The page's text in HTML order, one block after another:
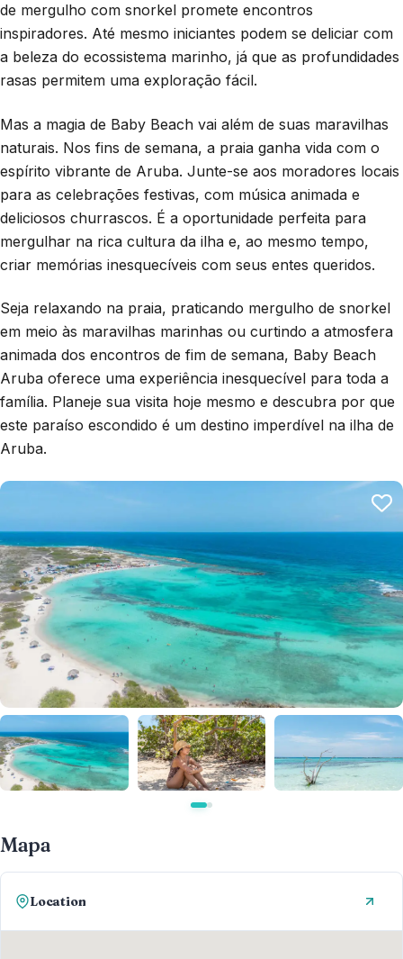
de mergulho com snorkel promete encontros
inspiradores. Até mesmo iniciantes podem se deliciar com
a beleza do ecossistema marinho, já que as profundidades
rasas permitem uma exploração fácil.
Mas a magia de Baby Beach vai além de suas maravilhas
naturais. Nos fins de semana, a praia ganha vida com o
espírito vibrante de Aruba. Junte-se aos moradores locais
para as celebrações festivas, com música animada e
deliciosos churrascos. É a oportunidade perfeita para
mergulhar na rica cultura da ilha e, ao mesmo tempo,
criar memórias inesquecíveis com seus entes queridos.
Seja relaxando na praia, praticando mergulho de snorkel
em meio às maravilhas marinhas ou curtindo a atmosfera
animada dos encontros de fim de semana, Baby Beach
Aruba oferece uma experiência inesquecível para toda a
família. Planeje sua visita hoje mesmo e descubra por que
este paraíso escondido é um destino imperdível na ilha de
Aruba.
Mapa
Location